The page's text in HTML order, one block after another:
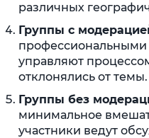
различных
Группы с
управляют
отклонялись от темы.
Группы без
минимальное
участники ведут